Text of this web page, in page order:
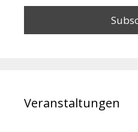
Veranstaltungen